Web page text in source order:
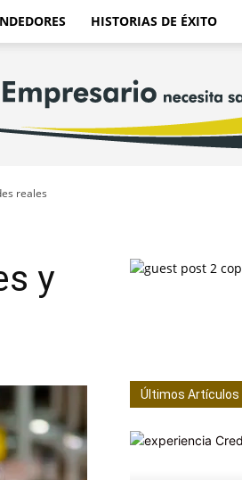
HISTORIAS DE ÉXITO
reales
y
Últimos Artículos